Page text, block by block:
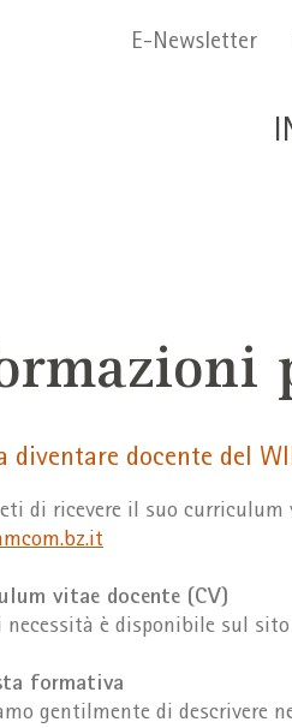
Menu
E-Newsletter
diventare docente del
di ricevere il suo
vitae docente (CV)
necessità è disponibile sul
formativa
gentilmente di descrivere